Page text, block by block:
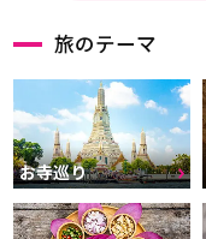
旅のテーマ
お寺巡り